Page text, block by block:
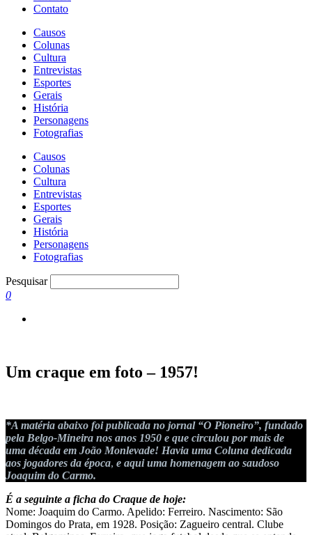
Contato
Causos
Colunas
Cultura
Entrevistas
Esportes
Gerais
História
Personagens
Fotografias
Causos
Colunas
Cultura
Entrevistas
Esportes
Gerais
História
Personagens
Fotografias
Pesquisar
0
Um craque em foto – 1957!
*A matéria abaixo foi publicada no jornal “O Pioneiro”, fundado
pela Belgo-Mineira nos anos 1950 e que circulou por mais de
uma década em João Monlevade! Havia uma Coluna dedicada
aos jogadores da época, e aqui uma homenagem ao saudoso
Joaquim do Carmo.
É a seguinte a ficha do Craque de hoje:
Nome: Joaquim do Carmo. Apelido: Ferreiro. Nascimento: São
Domingos do Prata, em 1928. Posição: Zagueiro central. Clube